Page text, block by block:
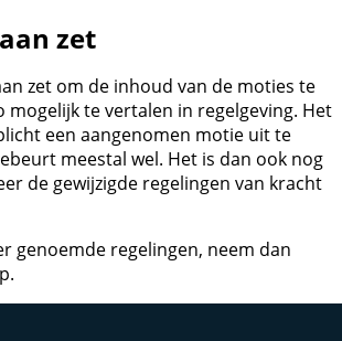
zet
zet om de inhoud van de moties te
mogelijk te vertalen in regelgeving. Het
een aangenomen motie uit te
meestal wel. Het is dan ook nog
de gewijzigde regelingen van kracht
genoemde regelingen, neem dan